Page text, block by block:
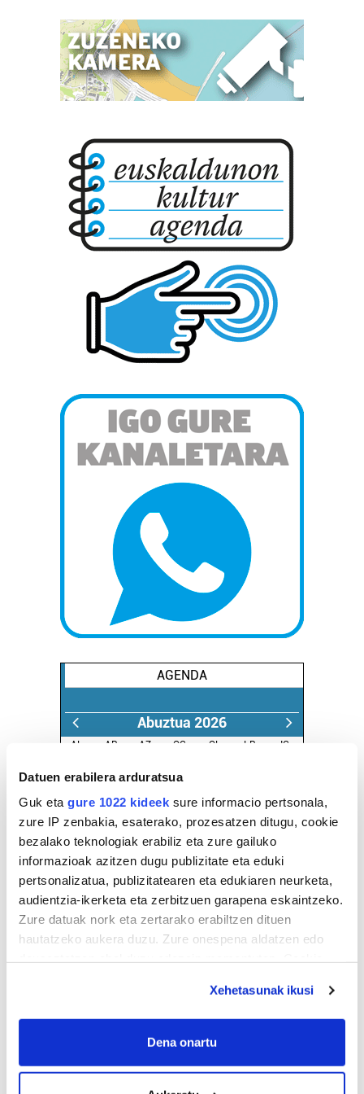
Datuen erabilera arduratsua
Guk eta gure 1022 kideek sure informacio pertsonala,
zure IP zenbakia, esaterako, prozesatzen ditugu, cookie
bezalako teknologiak erabiliz eta zure gailuko
informazioak azitzen dugu publizitate eta eduki
pertsonalizatua, publizitatearen eta edukiaren neurketa,
audientzia-ikerketa eta zerbitzuen garapena eskaintzeko.
Zure datuak nork eta zertarako erabiltzen dituen
hautatzeko aukera duzu. Zure onespena aldatzen edo
If you allow, we would also like to:
Collect information about your geographical
Xehetasunak ikusi
Dena onartu
AGENDA
Abuztua 2026
AL. AR. AZ. OG. OL. LR.
IG.
17 18 19 20 21 22
24 25 26 27 28 29 30
31 1 2 3 4 5 6
EGURALDIA
Euria:0mm
23º